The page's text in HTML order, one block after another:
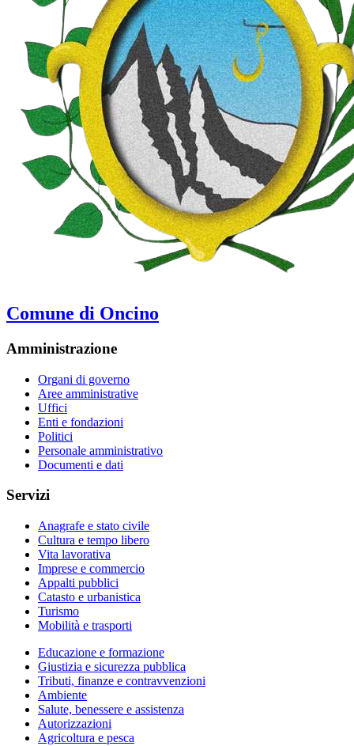
Comune di Oncino
Amministrazione
Organi di governo
Aree amministrative
Uffici
Enti e fondazioni
Politici
Personale amministrativo
Documenti e dati
Servizi
Anagrafe e stato civile
Cultura e tempo libero
Vita lavorativa
Imprese e commercio
Appalti pubblici
Catasto e urbanistica
Turismo
Mobilità e trasporti
Educazione e formazione
Giustizia e sicurezza pubblica
Tributi, finanze e contravvenzioni
Ambiente
Salute, benessere e assistenza
Autorizzazioni
Agricoltura e pesca